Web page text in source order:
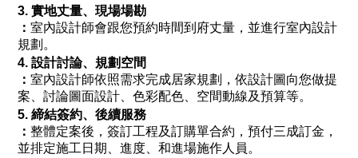
3. 實地丈量、現場場勘
：室內設計師會跟您預約時間到府丈量，並進行室內設計
規劃。
4. 設計討論、規劃空間
：室內設計師依照需求完成居家規劃，依設計圖向您做提
案、討論圖面設計、色彩配色、空間動線及預算等。
5. 締結簽約、後續服務
：整體定案後，簽訂工程及訂購單合約，預付三成訂金，
並排定施工日期、進度、和進場施作人員。